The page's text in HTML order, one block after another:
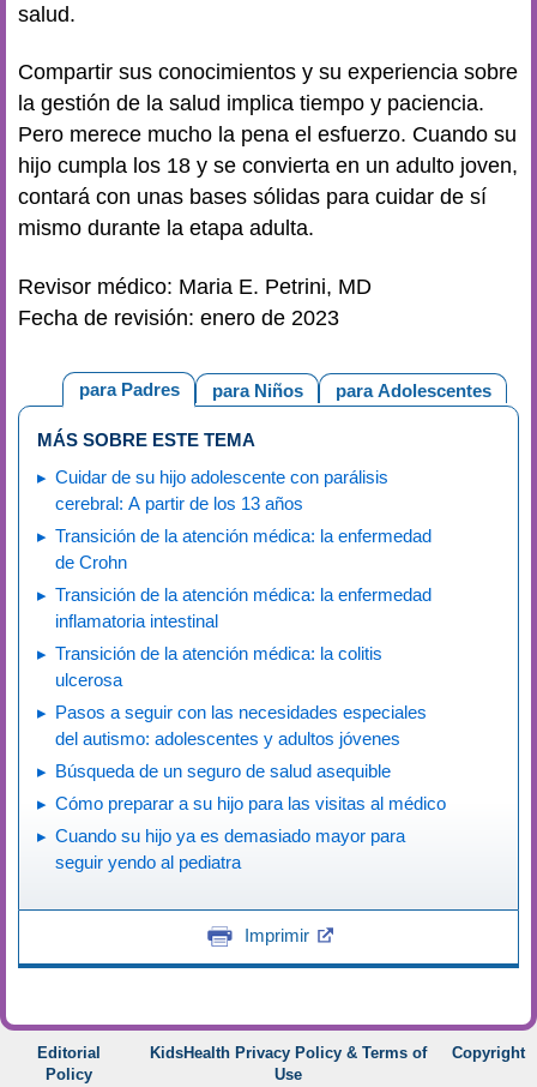
salud.
Compartir sus conocimientos y su experiencia sobre
la gestión de la salud implica tiempo y paciencia.
Pero merece mucho la pena el esfuerzo. Cuando su
hijo cumpla los 18 y se convierta en un adulto joven,
contará con unas bases sólidas para cuidar de sí
mismo durante la etapa adulta.
Revisor médico: Maria E. Petrini, MD
Fecha de revisión: enero de 2023
para Adolescentes
para Niños
para Padres
MÁS SOBRE ESTE TEMA
Cuidar de su hijo adolescente con parálisis
cerebral: A partir de los 13 años
Transición de la atención médica: la enfermedad
de Crohn
Transición de la atención médica: la enfermedad
inflamatoria intestinal
Transición de la atención médica: la colitis
ulcerosa
Pasos a seguir con las necesidades especiales
del autismo: adolescentes y adultos jóvenes
Búsqueda de un seguro de salud asequible
Cómo preparar a su hijo para las visitas al médico
Cuando su hijo ya es demasiado mayor para
seguir yendo al pediatra
Imprimir
Editorial
Policy
KidsHealth Privacy Policy & Terms of
Use
Copyright